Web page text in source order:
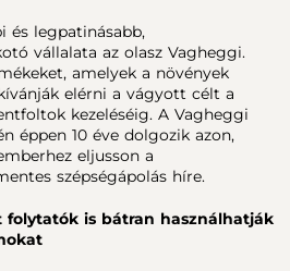
és legpatinásabb,
vállalata az olasz Vagheggi.
amelyek a növények
elérni a vágyott célt a
kezeléséig. A Vagheggi
éppen 10 éve dolgozik azon,
eljusson a
szépségápolás híre.
folytatók is bátran használhatják